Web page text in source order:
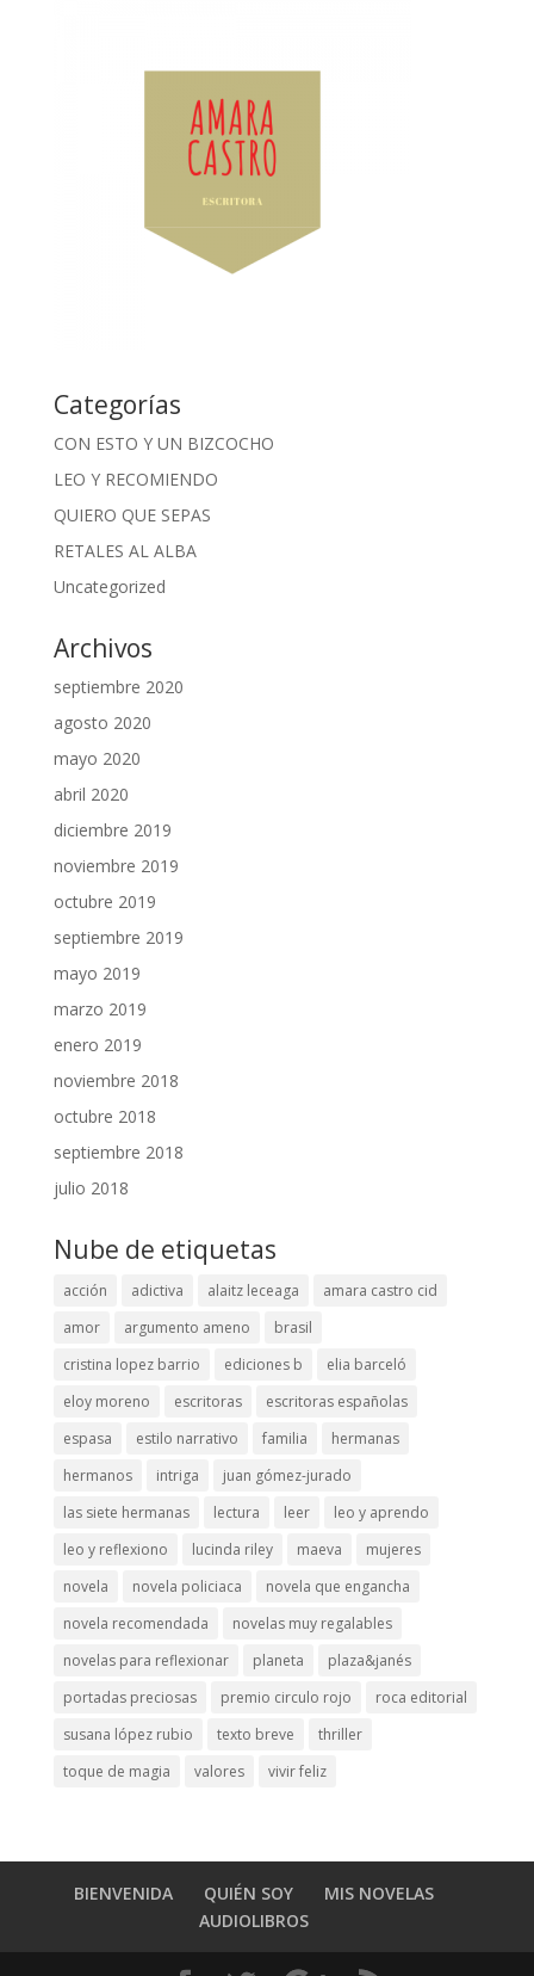
Categorías
CON ESTO Y UN BIZCOCHO
LEO Y RECOMIENDO
QUIERO QUE SEPAS
RETALES AL ALBA
Uncategorized
Archivos
septiembre 2020
agosto 2020
mayo 2020
abril 2020
diciembre 2019
noviembre 2019
octubre 2019
septiembre 2019
mayo 2019
marzo 2019
enero 2019
noviembre 2018
octubre 2018
septiembre 2018
julio 2018
Nube de etiquetas
acción adictiva alaitz leceaga
amara castro cid
amor
argumento ameno
brasil
cristina lopez barrio
ediciones b
elia barceló
eloy moreno
escritoras
escritoras españolas
espasa
estilo narrativo familia
hermanas
hermanos
intriga
juan gómez-jurado
las siete hermanas
lectura leer
leo y aprendo
leo y reflexiono
lucinda riley maeva
mujeres
novela
novela policiaca
novela que engancha
novela recomendada
novelas muy regalables
novelas para reflexionar
planeta
plaza&janés
portadas preciosas
premio circulo rojo
roca editorial
susana lópez rubio
texto breve
thriller
toque de magia
valores vivir feliz
BIENVENIDA QUIÉN SOY
MIS NOVELAS
AUDIOLIBROS